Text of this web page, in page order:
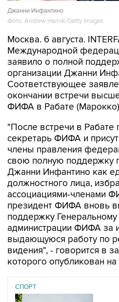
Джанни Инфантино
Фото: Andrew Harnik/Getty Images
Москва. 6 августа.
Международной
заявило о полной
организации Джанни
Соответствующее
окончании встречи
ФИФА в Рабате
"После встречи в Рабате
секретарь ФИФА и
члены правления
свою полную поддержку
Джанни Инфантино как
должностного лица,
ассоциациями-членами
президент ФИФА вновь
поддержку
администрации ФИФА за
выдающуюся работу по
видения", - говорится в
которого опубликован
СПОРТ